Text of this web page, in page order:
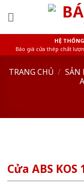
HỆ
Báo giá cửa thép chất
TRANG CHỦ / SẢN
Cửa ABS KOS